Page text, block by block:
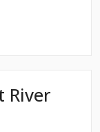
River